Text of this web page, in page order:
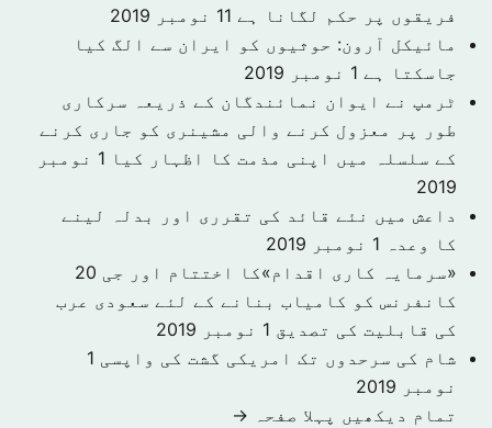
فریقوں پر حکم لگانا ہے 11 نومبر 2019
مائیکل آرون: حوثیوں کو ایران سے الگ کیا
جاسکتا ہے 1 نومبر 2019
ٹرمپ نے ایوان نمائندگان کے ذریعہ سرکاری
طور پر معزول کرنے والی مشینری کو جاری کرنے
کے سلسلہ میں اپنی مذمت کا اظہار کیا
1 نومبر
2019
داعش میں نئے قائد کی تقرری اور بدلہ لینے
کا وعدہ 1 نومبر 2019
«سرمایہ کاری اقدام»کا اختتام اور جی 20
کانفرنس کو کامیاب بنانے کے لئے سعودی عرب
کی قابلیت کی تصدیق 1 نومبر 2019
شام کی سرحدوں تک امریکی گشت کی واپسی 1
نومبر 2019
تمام دیکھیں پہلا صفحہ →